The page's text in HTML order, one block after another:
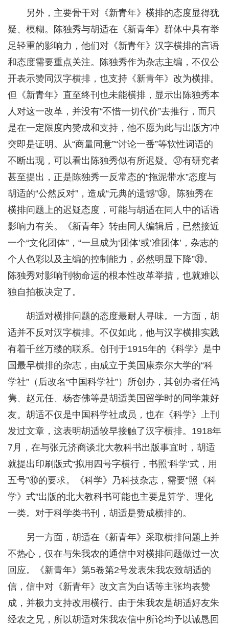
另外，主要骨干对《新青年》横排的态度显得犹
疑、模糊。陈独秀与胡适在《新青年》群体中具有举
足轻重的影响力，他们对《新青年》汉字横排的言语
和态度需要重点关注。陈独秀作为杂志主编，不仅公
开表示赞同汉字横排，也支持《新青年》改为横排。
但《新青年》直至终刊也未能横排，显示出陈独秀本
人对这一改革，并没有“不惜一切代价”去推行，而只
是在一定限度内赞成和支持，他不愿为此与出版方冲
突即是证明。从“商量同意”“讨论一番”等软性词语的
不断出现，可以看出陈独秀似有所迟疑。㊲有研究者
甚至提出，正是陈独秀一反常态的“拖泥带水”态度与
胡适的“公然反对”，造成“元典的遗憾”㊳。陈独秀在
横排问题上的迟疑态度，可能与胡适在同人中的话语
影响力有关。《新青年》转由同人编辑后，已然接近
一个“文化团体”，“一旦成为‘团体’或‘准团体’，杂志的
个人色彩以及主编的控制能力，必然明显下降”㊴。
陈独秀对影响刊物命运的根本性改革举措，也就难以
独自拍板决定了。
胡适对横排问题的态度最耐人寻味。一方面，胡
适并不反对汉字横排。不仅如此，他与汉字横排实践
有着千丝万缕的联系。创刊于1915年的《科学》是中
国最早横排的杂志，由成立于美国康奈尔大学的“科
学社”（后改名“中国科学社”）所创办，其创办者任鸿
隽、赵元任、杨杏佛等是胡适美国留学时的同学兼好
友。胡适不仅是中国科学社成员，也在《科学》上刊
发过文章，这表明胡适较早接触了汉字横排。1918年
7月，在与张元济商谈北大教科书出版事宜时，胡适
就提出印刷版式“拟用四号字横行，书照‘科学’式，用
五号”㊵的要求。《科学》乃科技杂志，需要“照《科
学》式”出版的北大教科书可能也主要是算学、理化
一类。对于科学类书刊，胡适是赞成横排的。
另一方面，胡适在《新青年》采取横排问题上并
不热心，仅在与朱我农的通信中对横排问题做过一次
回应。《新青年》第5卷第2号发表朱我农致胡适的
信，信中对《新青年》改文言为白话等主张均表赞
成，并极力支持改用横行。由于朱我农是胡适好友朱
经农之兄，所以胡适对朱我农信中所论均予以诚恳回